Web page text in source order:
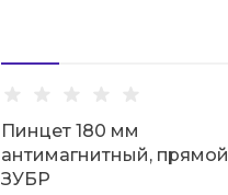
Пинцет 180 мм
антимагнитный, прямой
ЗУБР